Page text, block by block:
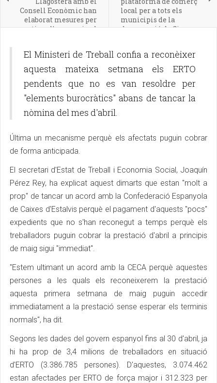
Consell Econòmic han
elaborat mesures per
reactivar l’economia al
local per a tots els
municipis de la
demarcació de Girona
El Ministeri de Treball confia a reconèixer
aquesta mateixa setmana els ERTO
pendents que no es van resoldre per
"elements burocràtics" abans de tancar la
nòmina del mes d'abril.
Última un mecanisme perquè els afectats puguin cobrar
de forma anticipada.
El secretari d'Estat de Treball i Economia Social, Joaquín
Pérez Rey, ha explicat aquest dimarts que estan "molt a
prop" de tancar un acord amb la Confederació Espanyola
de Caixes d'Estalvis perquè el pagament d'aquests "pocs"
expedients que no s'han reconegut a temps perquè els
treballadors puguin cobrar la prestació d'abril a principis
de maig sigui "immediat".
"Estem ultimant un acord amb la CECA perquè aquestes
persones a les quals els reconeixerem la prestació
aquesta primera setmana de maig puguin accedir
immediatament a la prestació sense esperar els terminis
normals", ha dit.
Segons les dades del govern espanyol fins al 30 d'abril, ja
hi ha prop de 3,4 milions de treballadors en situació
d'ERTO (3.386.785 persones). D'aquestes, 3.074.462
estan afectades per ERTO de força major i 312.323 per